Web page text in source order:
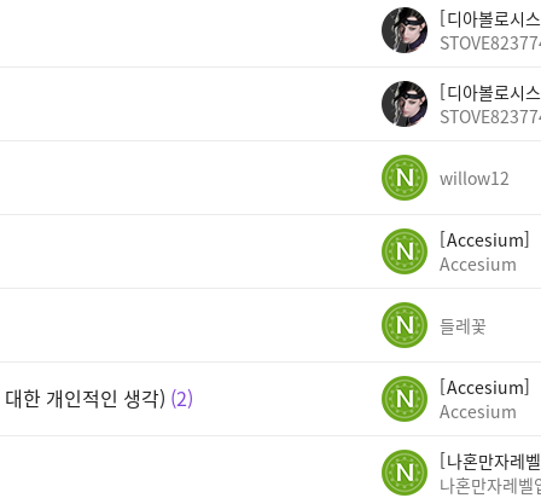
디아볼로시스
디아볼로시스
willow12
Accesium
Accesium
들레꽃
한 개인적인 생각) 2
Accesium
Accesium
나혼만자레
나혼만자레벨